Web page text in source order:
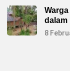
dalam
8